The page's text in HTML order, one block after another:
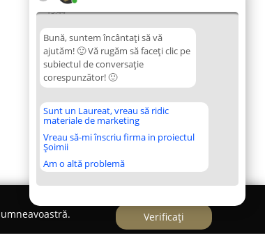
15:44
Bună, suntem încântați să vă
ajutăm! 🙂 Vă rugăm să faceți clic pe
subiectul de conversație
corespunzător! 🙂
Sunt un Laureat, vreau să ridic
materiale de marketing
Vreau să-mi înscriu firma in proiectul
Șoimii
Am o altă problemă
Verificați